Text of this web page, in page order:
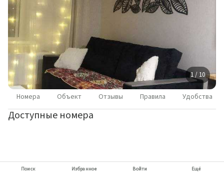
1 / 10
Номера Объект Отзывы Правила Удобства
Доступные номера
Поиск Избранное Войти Ещё